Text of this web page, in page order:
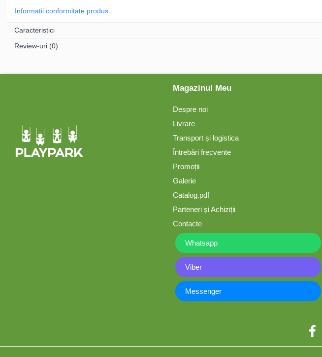
Figurine pe arc
Căsuțe de joacă
Mese și bănci pentru copii
Informatii conformitate produs
Caracteristici
Review-uri (0)
Magazinul Meu
Despre noi
Livrare
Transport și logistica
Întrebări frecvente
Promoții
Galerie
Catalog.pdf
Parteneri și Achiziții
Contacte
Whatsapp
Viber
Messenger